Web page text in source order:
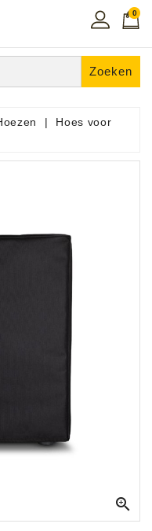
0
Zoeken
Hoes voor
